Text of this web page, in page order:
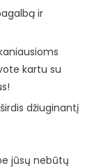
ir
kartu su
džiuginantį
jūsų nebūtų